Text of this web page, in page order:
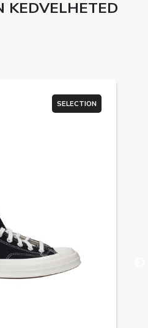
KEDVELHETED
SELECTION